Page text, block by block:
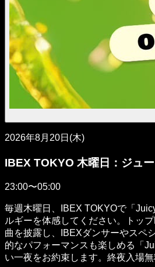
2026年8月20日(木)
IBEX TOKYO 木曜日：ジュ
23:00〜05:00
毎週木曜日、IBEX TOKYOで「
ルギーを体感してください。トッ
曲を披露し、IBEXダンサーやスペ
的なパフォーマンスも楽しめる「
い一夜をお約束します。終夜入場